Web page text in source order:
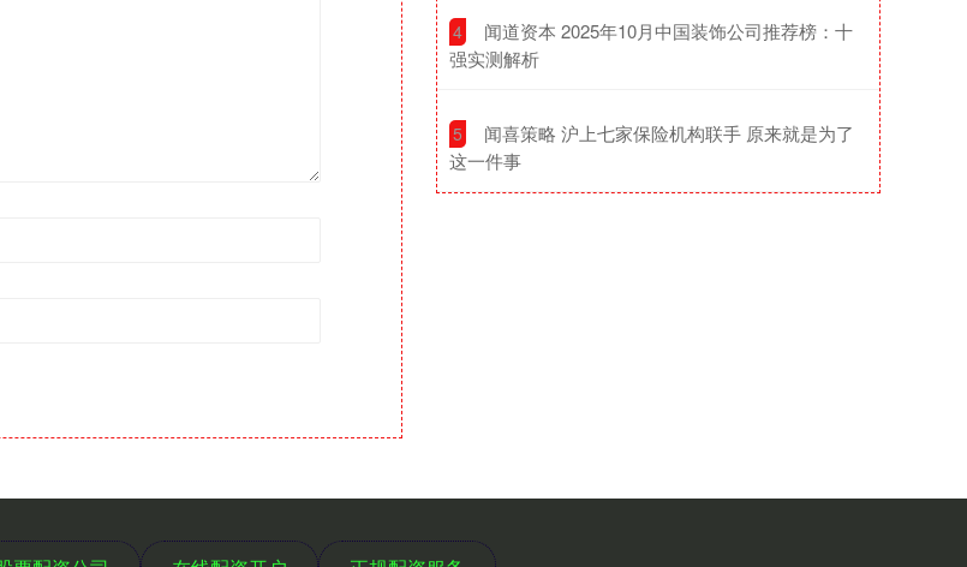
4
​闻道资本 2025年10月中国装饰公司推荐榜：十
强实测解析
5
​闻喜策略 沪上七家保险机构联手 原来就是为了
这一件事